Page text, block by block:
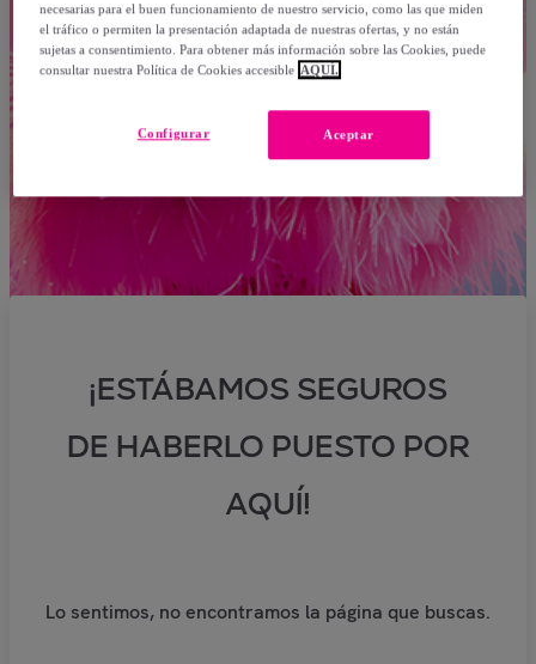
¡ESTÁBAMOS SEGUROS
DE HABERLO PUESTO POR
AQUÍ!
Lo sentimos, no encontramos la página que buscas.
necesarias para el buen funcionamiento de nuestro servicio, como las que miden
el tráfico o permiten la presentación adaptada de nuestras ofertas, y no están
sujetas a consentimiento. Para obtener más información sobre las Cookies, puede
consultar nuestra Política de Cookies accesible AQUÍ.
Aceptar
Configurar